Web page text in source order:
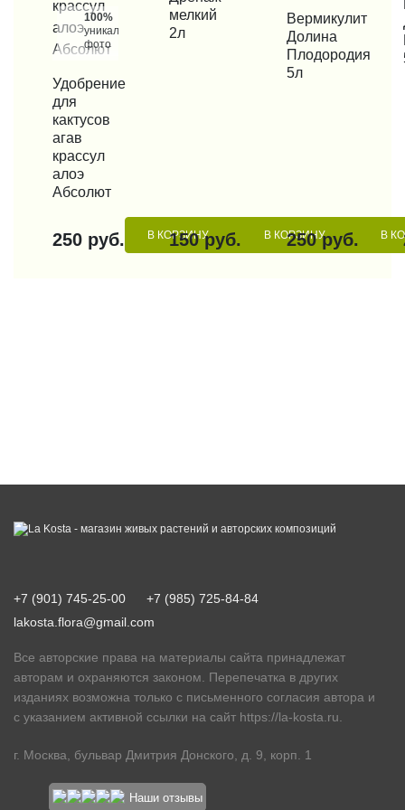
100%
уникальные
фото
КУПИТЬ В 1 КЛИК
Удобрение
для
кактусов
агав
крассул
алоэ
Абсолют
250 руб. В КОРЗИНУ
мелкий
2л
150 руб. В КОРЗИНУ
КУПИТЬ В 1 КЛИК
Вермикулит
Долина
Плодородия
5л
250 руб. В
+7 (901) 745-25-00
+7 (985) 725-84-84
lakosta.flora@gmail.com
Все авторские права на материалы сайта принадлежат
авторам и охраняются законом. Перепечатка в других
изданиях возможна только с письменного согласия автора и
с указанием активной ссылки на сайт https://la-kosta.ru
г. Москва, бульвар Дмитрия Донского, д. 9, корп. 1
Наши отзывы